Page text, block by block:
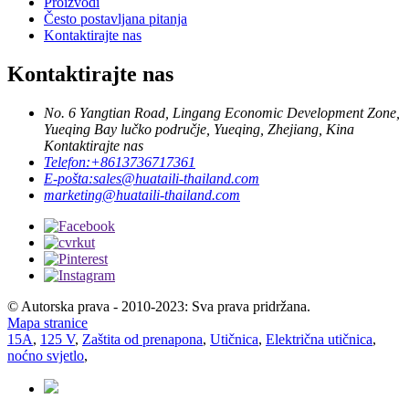
Često postavljana pitanja
Kontaktirajte nas
Kontaktirajte nas
No. 6 Yangtian Road, Lingang Economic Development Zone,
Yueqing Bay lučko područje, Yueqing, Zhejiang, Kina
Kontaktirajte nas
Telefon:+8613736717361
E-pošta:sales@huataili-thailand.com
marketing@huataili-thailand.com
© Autorska prava - 2010-2023: Sva prava pridržana.
Mapa stranice
15A, 125 V, Zaštita od prenapona, Utičnica, Električna utičnica,
noćno svjetlo,